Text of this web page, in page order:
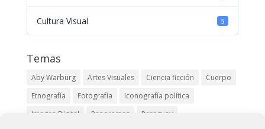
Cultura Visual 5
Temas
Aby Warburg Artes Visuales Ciencia ficción
Cuerpo
Etnografía
Fotografía
Iconografía política
Imagen Digital
Panoramas
Paraguay